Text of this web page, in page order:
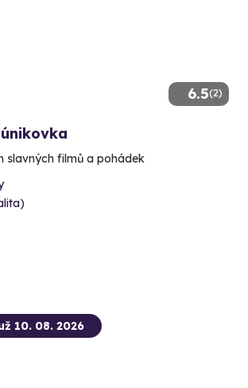
6.5(2)
slavných filmů a pohádek
10. 08. 2026